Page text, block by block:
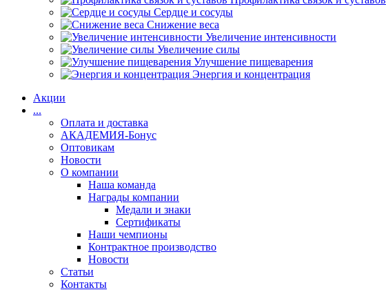
Сердце и сосуды
Снижение веса
Увеличение интенсивности
Увеличение силы
Улучшение пищеварения
Энергия и концентрация
Акции
...
Оплата и доставка
АКАДЕМИЯ-Бонус
Оптовикам
Новости
О компании
Наша команда
Награды компании
Медали и знаки
Сертификаты
Наши чемпионы
Контрактное производство
Новости
Статьи
Контакты